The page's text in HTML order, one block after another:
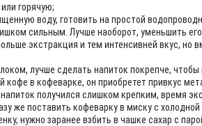
горячую;
воду, готовить на простой
сильным. Лучше наоборот, уменьшить
экстракция и тем интенсивней вкус, но
лучше сделать напиток покрепче,
кофе в кофеварке, он приобретет привкус
получился слишком крепким, время
же поставить кофеварку в миску с холодной
нужно заранее взбить в чашке сахар с